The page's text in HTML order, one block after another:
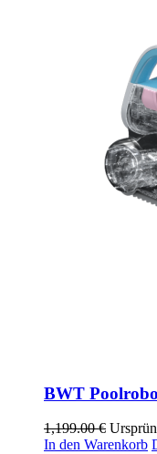
BWT
1,199.00€
In den Warenkorb